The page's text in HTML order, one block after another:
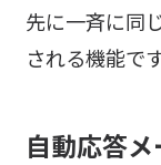
先に一斉に同
される機能です
自動応答